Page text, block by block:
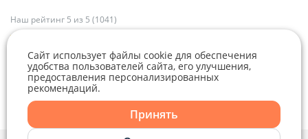
Наш рейтинг 5 из 5 (1041)
Сайт использует файлы cookie для обеспечения
удобства пользователей сайта, его улучшения,
предоставления персонализированных
рекомендаций.
Принять